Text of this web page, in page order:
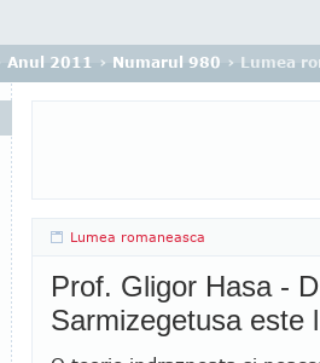
Anul 2011 › Numarul 980 › Lumea
Lumea romaneasca
Prof. Gligor Hasa -
Sarmizegetusa este